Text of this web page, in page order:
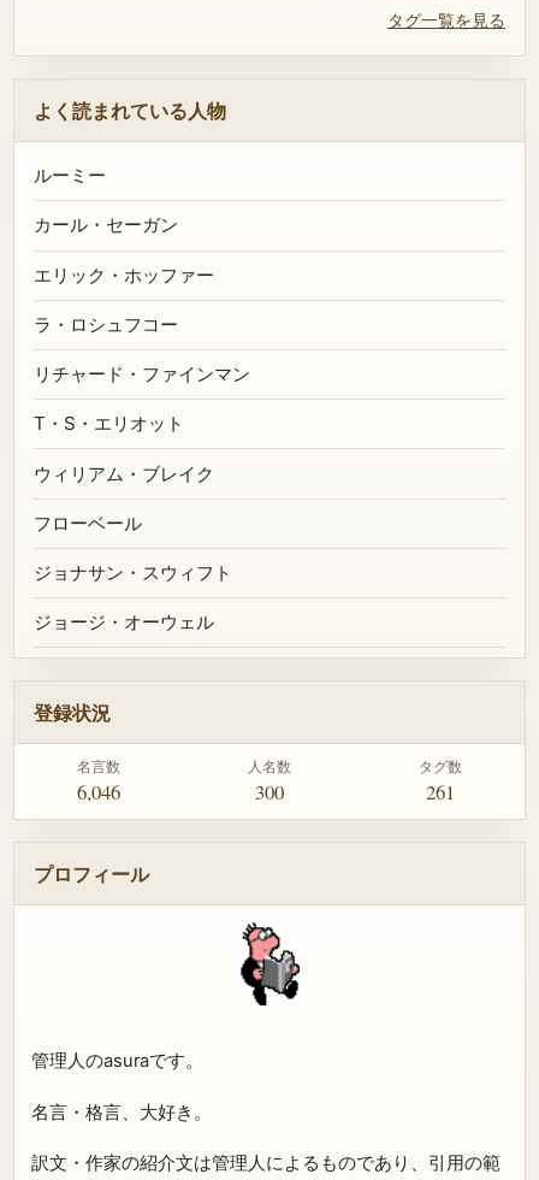
タグ一覧を見る
よく読まれている人物
ルーミー
カール・セーガン
エリック・ホッファー
ラ・ロシュフコー
リチャード・ファインマン
T・S・エリオット
ウィリアム・ブレイク
フローベール
ジョナサン・スウィフト
ジョージ・オーウェル
登録状況
名言数
6,046
人名数
300
タグ数
261
プロフィール
管理人のasuraです。
名言・格言、大好き。
訳文・作家の紹介文は管理人によるものであり、引用の範